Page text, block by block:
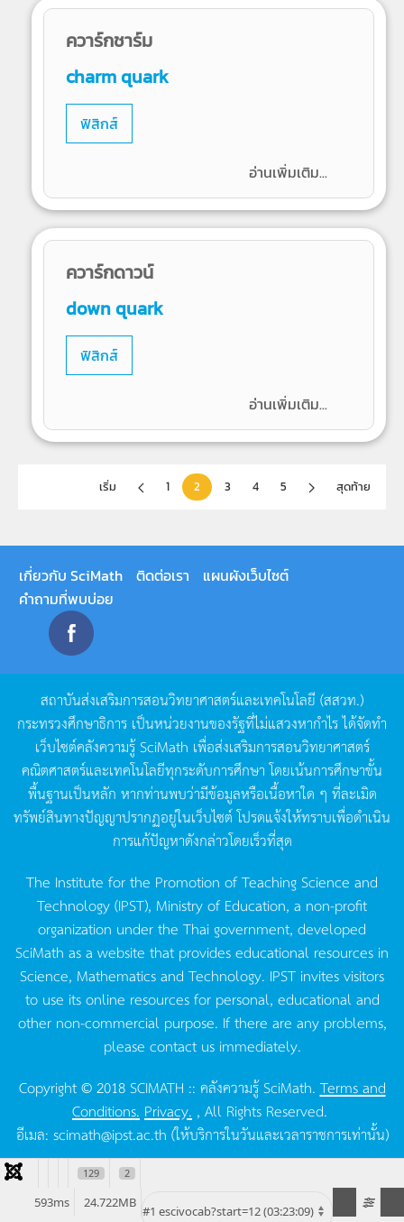
ควาร์กชาร์ม
charm quark
ฟิสิกส์
อ่านเพิ่มเติม...
ควาร์กดาวน์
down quark
ฟิสิกส์
อ่านเพิ่มเติม...
เริ่ม 1 2 3 4 5 สุดท้าย
เกี่ยวกับ SciMath ติดต่อเรา
แผนผังเว็บไซต์
คำถามที่พบบ่อย
สถาบันส่งเสริมการสอนวิทยาศาสตร์และเทคโนโลยี (สสวท.)
กระทรวงศึกษาธิการ เป็นหน่วยงานของรัฐที่ไม่แสวงหากำไรได้จัดทำ
เว็บไซต์คลังความรู้SciMath เพื่อส่งเสริมการสอนวิทยาศาสตร์
คณิตศาสตร์และเทคโนโลยีทุกระดับการศึกษา โดยเน้นการศึกษาขั้น
พื้นฐานเป็นหลัก หากท่านพบว่ามีข้อมูลหรือเนื้อหาใด ๆ ที่ละเมิด
ทรัพย์สินทางปัญญาปรากฏอยู่ในเว็บไซต์โปรดแจ้งให้ทราบเพื่อดำเนิน
การแก้ปัญหาดังกล่าวโดยเร็วที่สุด
The Institute for the Promotion of Teaching Science and
Technology (IPST), Ministry of Education, a non-profit
organization under the Thai government, developed
SciMath as a website that provides educational resources in
Science, Mathematics and Technology. IPST invites visitors
to use its online resources for personal, educational and
other non-commercial purpose. If there are any problems,
please contact us immediately.
Copyright © 2018 SCIMATH :: คลังความรู้ SciMath.Terms and
Conditions. Privacy. , All Rights Reserved.
อีเมล: scimath@ipst.ac.th (ให้บริการในวันและเวลาราชการเท่านั้น)
129 2
24.722MB
593ms